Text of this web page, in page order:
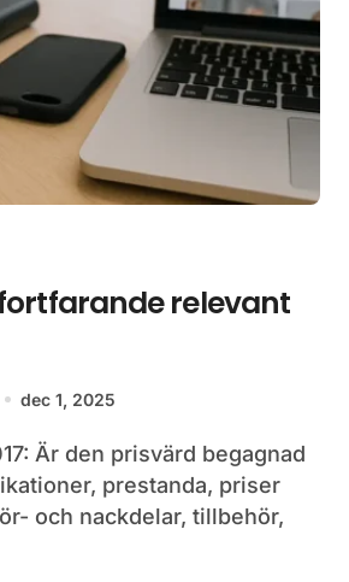
relevant
dec 1, 2025
prestanda, priser
och nackdelar, tillbehör,